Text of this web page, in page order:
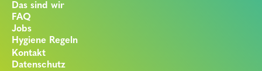
Das sind wir
FAQ
Jobs
Hygiene Regeln
Kontakt
Datenschutz